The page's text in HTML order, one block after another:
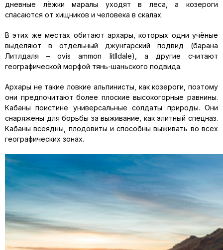
дневные лёжки маралы уходят в леса, а козероги
спасаются от хищников и человека в скалах.
В этих же местах обитают архары, которых одни учёные
выделяют в отдельный джунгарский подвид (барана
Литлдаля – ovis ammon litlldale), а другие считают
географической морфой тянь-шаньского подвида.
Архары не такие ловкие альпинисты, как козероги, поэтому
они предпочитают более плоские высокогорные равнины.
Кабаны поистине универсальные солдаты природы. Они
снаряжены для борьбы за выживание, как элитный спецназ.
Кабаны всеядны, плодовиты и способны выживать во всех
географических зонах.